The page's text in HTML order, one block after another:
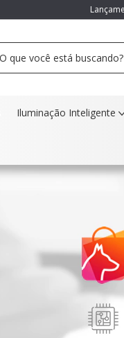
Iluminação Inteligente